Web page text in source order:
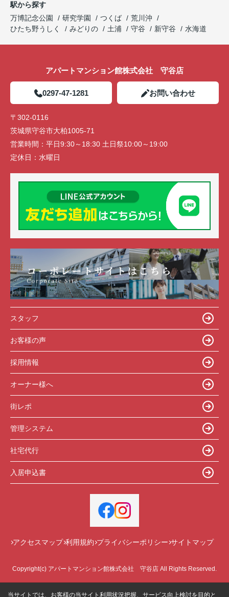
駅から探す
万博記念公園
研究学園 つくば
荒川沖
ひたち野うしく
みどりの 土浦 守谷 新守谷 水海道
アパートマンション館株式会社 守谷店
0297-47-1281 お問い合わせ
〒302-0116
茨城県守谷市大柏1005-71
営業時間： 平日9:30～18:30 土日祭10:00～19:00
定休日： 水曜日
スタッフ
お客様の声
採用情報
オーナー様へ
街レポ
管理システム
社宅代行
入居申込書
アクセスマップ 利用規約 プライバシーポリシー サイトマップ
Copyright(c) アパートマンション館株式会社 守谷店 All Rights Reserved.
当サイトでは、お客様の当サイト利用状況把握、サービス向上検討を目的と